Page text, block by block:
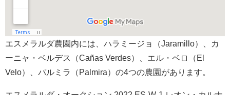
エスメラルダ農園内には、ハラミージョ（Jaramillo）、カ
ーニャ・ベルデス（Cañas Verdes）、エル・ベロ（El
Velo）、パルミラ（Palmira）の4つの農園があります。